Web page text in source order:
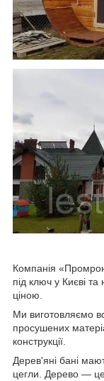
Компанія
під ключ у Києві та
ціною.
Ми виготовляємо
просушених
конструкції.
Дерев'яні бані
цегли. Дерево — це